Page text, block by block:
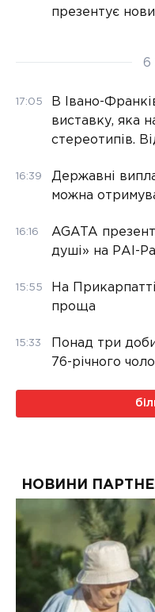
презентує
6
17:05
В Івано-
виставку, яка
стереотипів.
16:39
Державні
можна
16:16
AGATA
душі» на РАІ-
15:55
На
проща
15:33
Понад три
76-річного